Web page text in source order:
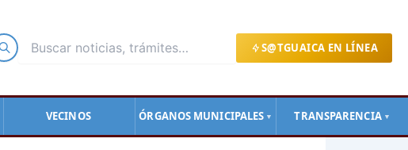
S@TGUAICA EN LÍNEA
VECINOS ÓRGANOS MUNICIPALES ▼ TRANSPARENCIA ▼